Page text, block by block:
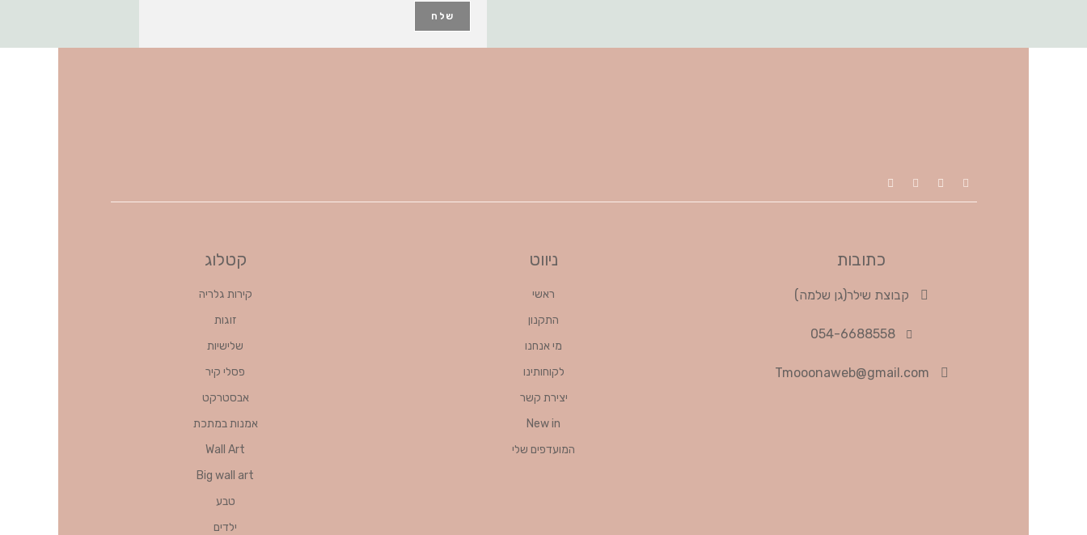
כתובות
קבוצת שילר(גן שלמה)
054-6688558
Tmooonaweb@gmail.com
ניווט
ראשי
התקנון
מי אנחנו
לקוחותינו
יצירת קשר
New in
המועדפים שלי
קטלוג
קירות גלריה
זוגות
שלישיות
פסלי קיר
אבסטרקט
אמנות במתכת
Wall Art
Big wall art
טבע
ילדים